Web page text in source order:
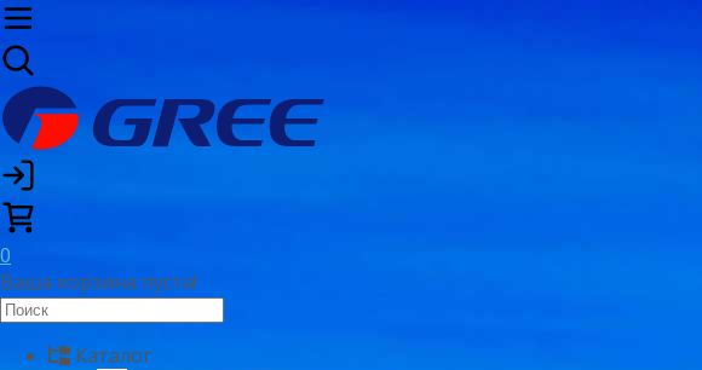
0
Ваша корзина пуста!
Каталог